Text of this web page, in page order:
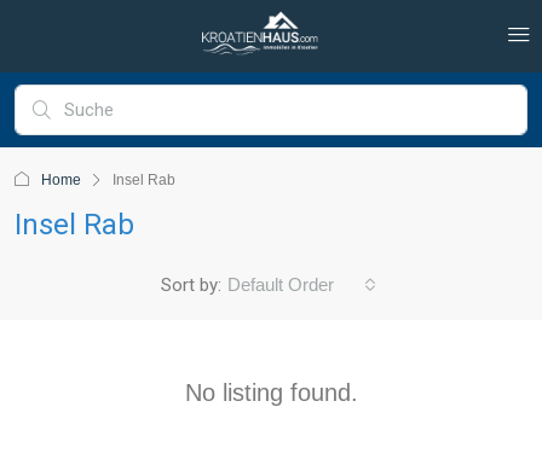
Home Insel Rab
Insel Rab
Sort by: Default Order
No listing found.